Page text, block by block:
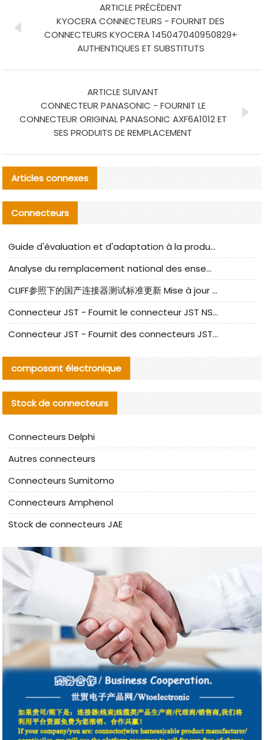
ARTICLE PRÉCÉDENT
KYOCERA CONNECTEURS - FOURNIT DES
CONNECTEURS KYOCERA 145047040950829+
AUTHENTIQUES ET SUBSTITUTS
ARTICLE SUIVANT
CONNECTEUR PANASONIC - FOURNIT LE
CONNECTEUR ORIGINAL PANASONIC AXF6A1012 ET
SES PRODUITS DE REMPLACEMENT
Articles connexes
Connecteurs
Guide d'évaluation et d'adaptation à la production des composants de câbles nationaux CNC Tech
Analyse du remplacement national des ensembles de câbles à fréquence élevée I-PEX
CLIFF参照下的国产连接器测试标准更新 Mise à jour des normes de test des connecteurs nationaux sous la référence CLIFF
Connecteur JST - Fournit le connecteur JST NSHR-02V-S original | Équivalent
Connecteur JST - Fournit des connecteurs JST GHR-09V-S authentiques et des produits de remplacement|
composant électronique
Stock de connecteurs
Connecteurs Delphi
Autres connecteurs
Connecteurs Sumitomo
Connecteurs Amphenol
Stock de connecteurs JAE